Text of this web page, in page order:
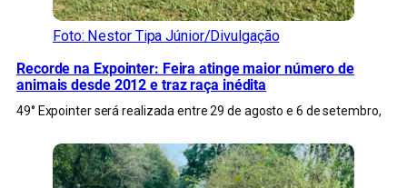
Foto: Nestor Tipa Júnior/Divulgação
Recorde na Expointer: Feira atinge maior número de
animais desde 2012 e traz raça inédita
49° Expointer será realizada entre 29 de agosto e 6 de setembro,